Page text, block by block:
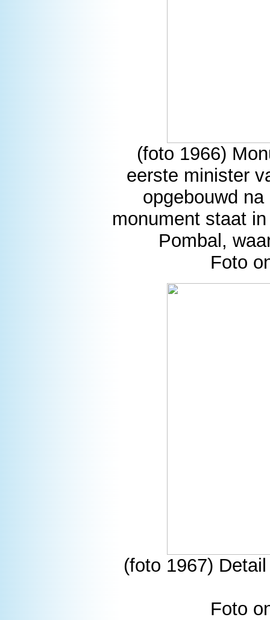
(foto 1966)
eerste minister
opgebouwd
monument staat
Pombal,
Foto
(foto 1967)
Foto